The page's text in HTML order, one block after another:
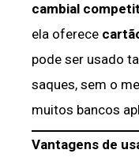
cambial
ela oferece
pode ser usado
saques, sem o
muitos bancos
Vantagens de